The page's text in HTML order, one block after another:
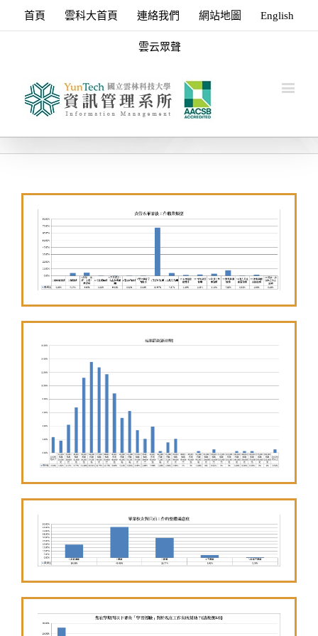
首頁 雲科大首頁 連絡我們 網站地圖 English
雲云眾聲